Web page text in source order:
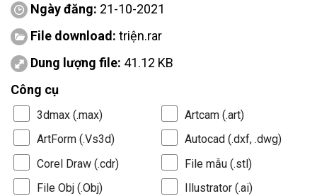
Ngày đăng: 21-10-2021
File download: triện.rar
Dung lượng file: 41.12 KB
Công cụ
3dmax (.max)
Artcam (.art)
ArtForm (.Vs3d)
Autocad (.dxf, .dwg)
Corel Draw (.cdr)
File mẫu (.stl)
File Obj (.Obj)
Illustrator (.ai)